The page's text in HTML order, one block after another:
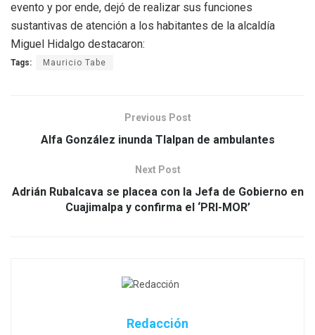
evento y por ende, dejó de realizar sus funciones
sustantivas de atención a los habitantes de la alcaldía
Miguel Hidalgo destacaron:
Tags: Mauricio Tabe
Previous Post
Alfa González inunda Tlalpan de ambulantes
Next Post
Adrián Rubalcava se placea con la Jefa de Gobierno en
Cuajimalpa y confirma el ‘PRI-MOR’
Redacción